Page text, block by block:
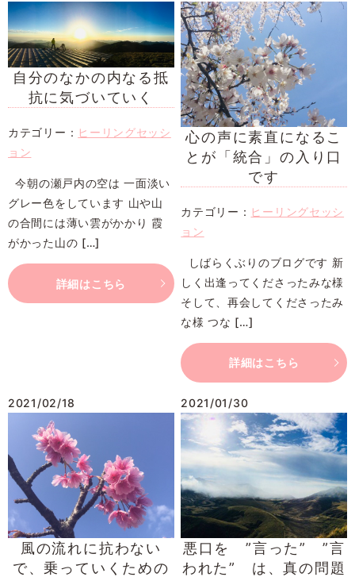
自分のなかの内なる抵
抗に気づいていく
カテゴリー： ヒーリングセッシ
ョン
今朝の瀬戸内の空は 一面淡い
グレー色をしています 山や山
の合間には薄い雲がかかり 霞
がかった山の […]
詳細はこちら
心の声に素直になるこ
とが「統合」の入り口
です
カテゴリー： ヒーリングセッシ
ョン
しばらくぶりのブログです 新
しく出逢ってくださったみな様
そして、再会してくださったみ
な様 つな […]
詳細はこちら
2021/02/18
風の流れに抗わない
で、乗っていくための
2021/01/30
悪口を ”言った” ”言
われた” は、真の問題